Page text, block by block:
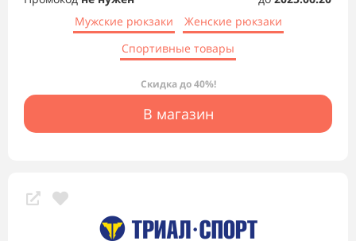
Мужские рюкзаки
Женские рюкзаки
Спортивные товары
Скидка до 40%!
В магазин